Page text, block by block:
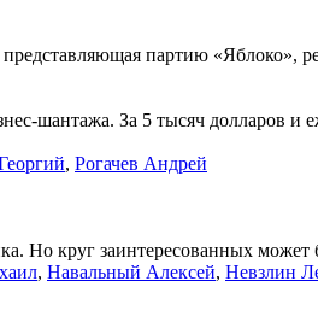
партию «Яблоко»,
шантажа. За 5 тысяч долларов
, Рогачев Андрей
Но круг заинтересованных может
, Навальный Алексей, Невзлин